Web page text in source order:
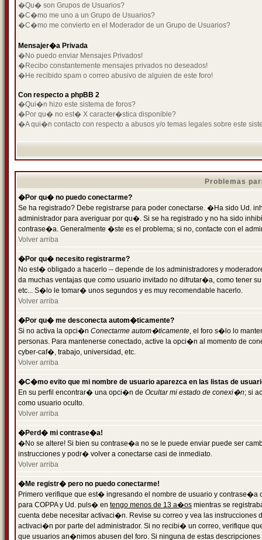
�Qu� son Grupos de Usuarios?
�C�mo me uno a un Grupo de Usuarios?
�C�mo me convierto en el Moderador de un Grupo de Usuarios?
Mensajer�a Privada
�No puedo enviar Mensajes Privados!
�Recibo constantemente mensajes privados no deseados!
�He recibido spam o correo abusivo de alguien de este foro!
Con respecto a phpBB 2
�Qui�n hizo este sistema de foros?
�Por qu� no est� X caracter�stica disponible?
�A qui�n contacto con respecto a abusos y/o temas legales sobre este
Problemas
�Por qu� no puedo conectarme?
Se ha registrado? Debe registrarse para poder conectarse. �Ha sido Ud.
administrador para averiguar por qu�. Si se ha registrado y no ha sido
contrase�a. Generalmente �ste es el problema; si no, contacte con el
Volver arriba
�Por qu� necesito registrarme?
No est� obligado a hacerlo -- depende de los administradores y
da muchas ventajas que como usuario invitado no difrutar�a, como tener
etc... S�lo le tomar� unos segundos y es muy recomendable hacerlo.
Volver arriba
�Por qu� me desconecta autom�ticamente?
Si no activa la opci�n Conectarme autom�ticamente, el foro s�lo lo
personas. Para mantenerse conectado, active la opci�n al momento de
cyber-caf�, trabajo, universidad, etc.
Volver arriba
�C�mo evito que mi nombre de usuario aparezca en las listas de
En su perfil encontrar� una opci�n de Ocultar mi estado de conexi�n; si
como usuario oculto.
Volver arriba
�Perd� mi contrase�a!
�No se altere! Si bien su contrase�a no se le puede enviar puede ser
instrucciones y podr� volver a conectarse casi de inmediato.
Volver arriba
�Me registr� pero no puedo conectarme!
Primero verifique que est� ingresando el nombre de usuario y
para COPPA y Ud. puls� en tengo menos de 13 a�os mientras se
cuenta debe necesitar activaci�n. Revise su correo y vea las
activaci�n por parte del administrador. Si no recibi� un correo, verifique
que usuarios an�nimos abusen del foro. Si ninguna de estas